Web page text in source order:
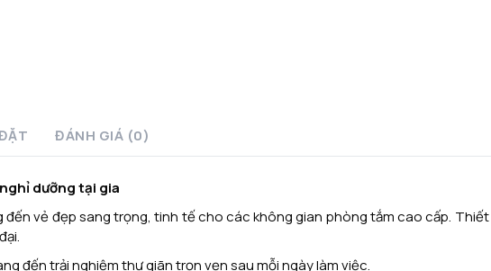
ĐÁNH GIÁ (0)
dưỡng tại gia
đến vẻ đẹp sang trọng, tinh tế cho các không gian phòng tắm cao cấp. Thiết
đến trải nghiệm thư giãn trọn vẹn sau mỗi ngày làm việc.